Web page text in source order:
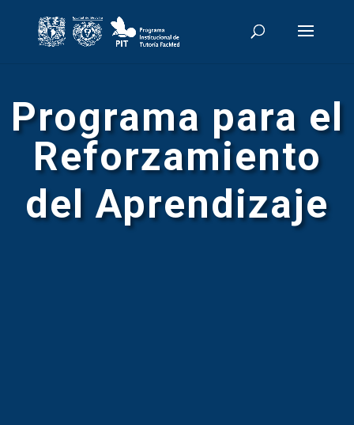
Programa para el
Reforzamiento
del Aprendizaje